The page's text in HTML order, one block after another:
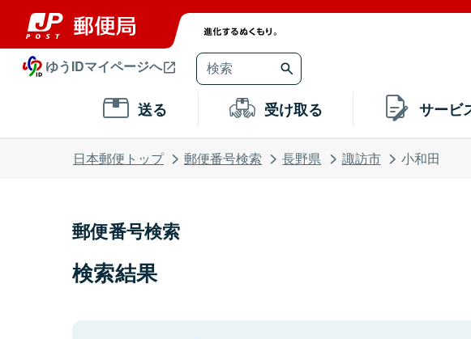
ゆうIDマイページへ
送る 受け取る サービ
日本郵便トップ 郵便番号検索 長野県 諏訪市 小和田
郵便番号検索
検索結果